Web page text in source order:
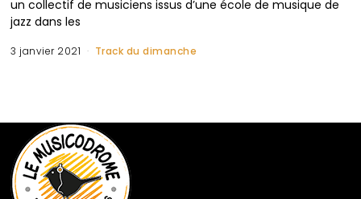
un collectif de musiciens issus d’une école de musique de
jazz dans les
3 janvier 2021 Track du dimanche